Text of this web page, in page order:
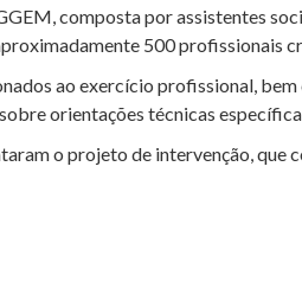
composta por assistentes
500 profissionais
ao exercício profissional,
orientações técnicas
o projeto de intervenção,